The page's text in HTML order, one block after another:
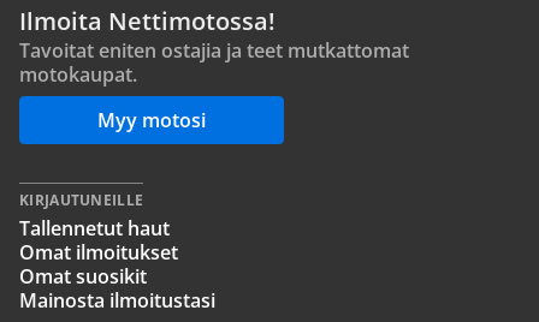
Ilmoita Nettimotossa!
Tavoitat eniten ostajia ja teet mutkattomat
motokaupat.
Myy motosi
KIRJAUTUNEILLE
Tallennetut haut
Omat ilmoitukset
Omat suosikit
Mainosta ilmoitustasi